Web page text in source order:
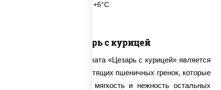
6 часов при t° от +2°C до +6°C
Цезарь с курицей
Характерной чертой салата «Цезарь с курицей» является
присутствие в нем хрустящих пшеничных гренок, которые
призваны подчеркнуть мягкость и нежность остальных